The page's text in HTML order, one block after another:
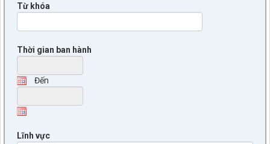
Từ khóa
Thời gian ban hành
Đến
Lĩnh vực